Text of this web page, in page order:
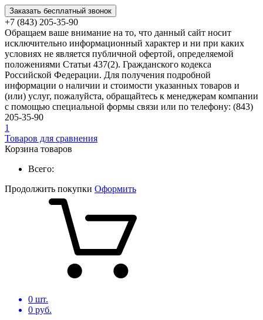
Заказать бесплатный звонок
+7 (843) 205-35-90
Обращаем ваше внимание на то, что данный сайт носит
исключительно информационный характер и ни при каких
условиях не является публичной офертой, определяемой
положениями Статьи 437(2). Гражданского кодекса
Российской Федерации. Для получения подробной
информации о наличии и стоимости указанных товаров и
(или) услуг, пожалуйста, обращайтесь к менеджерам компании
с помощью специальной формы связи или по телефону: (843)
205-35-90
1
Товаров для сравнения
Корзина товаров
Всего:
Продолжить покупки Оформить
0 шт.
0 руб.